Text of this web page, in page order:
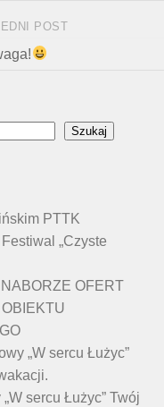
POST
Szukaj
PTTK
„Czyste
OFERT
„W sercu Łużyc”
sercu Łużyc” Twój